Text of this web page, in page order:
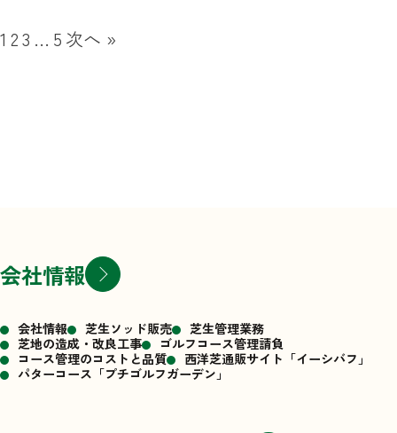
1 23 … 5 次へ »
会社情報
会社情報 芝生ソッド販売
芝生管理業務
芝地の造成・改良工事
ゴルフコース管理請負
コース管理のコストと品質
西洋芝通販サイト「イーシバフ」
パターコース「プチゴルフガーデン」